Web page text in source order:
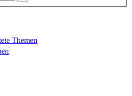
Themen